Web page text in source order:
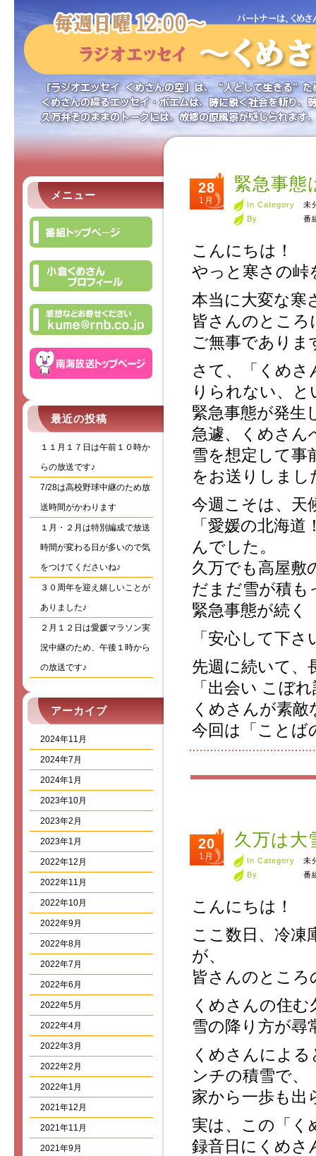
メニュー
最近の投稿
１１月１７日は午前１０時か
らの放送です♪
7/28は高校野球中継のため放
送時間がかわります
１月・２月は特別編成で放送
時間が変わる日が多いので気
をつけてくださいね♪
３０周年を迎え嬉しいことが
ありました♪
２月１２日は愛媛マラソン実
況中継のため、午後１時から
の放送です♪
アーカイブ
2024年11月
2024年7月
2024年1月
2023年10月
2023年2月
2023年1月
2022年12月
2022年11月
2022年10月
2022年9月
2022年8月
2022年7月
2022年6月
2022年5月
2022年4月
2022年3月
2022年2月
2022年1月
2021年12月
2021年11月
2021年9月
28
1月
緊急事態
In Category
未
By
番
こんにちは！
やっと寒さの峠
本当に大変な寒
皆さんのところ
ご無事でありま
さて、「くめさ
りられない、と
緊急事態が発生
急遽、くめさん
雪を想定して事
をお送りしまし
今週こそは、天
「愛媛の北海
んでした。
久万でも高屋敷
だまだ雪が積も
緊急事態が続く
「安心して下
先週に続いて、
「出会い こぼ
くめさんが素
今回は「ことば
20
1月
久万は
In Category
未
By
番
こんにちは！
ここ数日、冷凍
が、
皆さんのところ
くめさんの住
雪の降り方が尋
くめさんによ
ンチの積雪で、
家から一歩も出
実は、この「く
録音日にくめさ